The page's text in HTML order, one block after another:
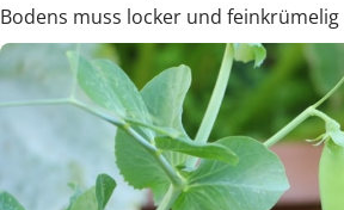
Bodens muss locker und feinkrümelig